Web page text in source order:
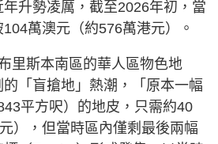
升勢凌厲，截至2026年初，當
萬澳元（約576萬港元）。
里斯本南區的華人區物色地
「盲搶地」熱潮，「原本一幅
平方呎）的地皮，只需約40
），但當時區內僅剩最後兩幅